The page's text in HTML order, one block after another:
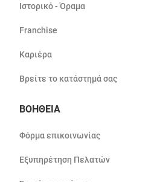
Ιστορικό - Όραμα
Franchise
Καριέρα
Βρείτε το κατάστημά σας
ΒΟΗΘΕΙΑ
Φόρμα επικοινωνίας
Εξυπηρέτηση Πελατών